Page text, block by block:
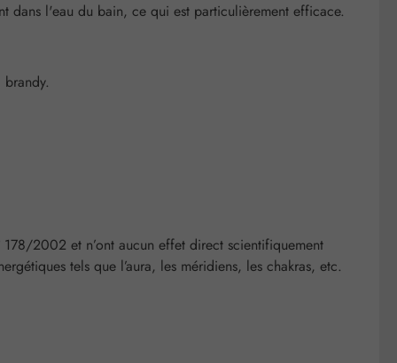
dans l'eau du bain, ce qui est particulièrement efficace.
178/2002 et n’ont aucun effet direct scientifiquement
tels que l’aura, les méridiens, les chakras, etc.